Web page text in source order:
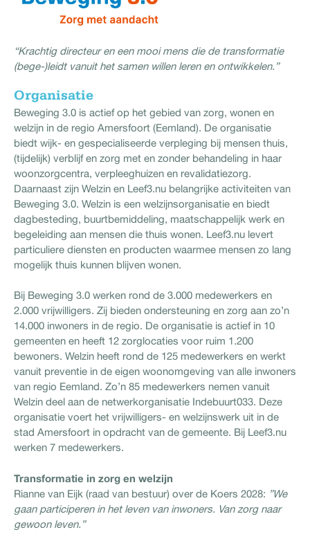
“Krachtig directeur en een mooi mens die de transformatie
(bege-)leidt vanuit het samen willen leren en ontwikkelen.”
Organisatie
Beweging 3.0 is actief op het gebied van zorg, wonen en
welzijn in de regio Amersfoort (Eemland). De organisatie
biedt wijk- en gespecialiseerde verpleging bij mensen thuis,
(tijdelijk) verblijf en zorg met en zonder behandeling in haar
woonzorgcentra, verpleeghuizen en revalidatiezorg.
Daarnaast zijn Welzin en Leef3.nu belangrijke activiteiten van
Beweging 3.0. Welzin is een welzijnsorganisatie en biedt
dagbesteding, buurtbemiddeling, maatschappelijk werk en
begeleiding aan mensen die thuis wonen. Leef3.nu levert
particuliere diensten en producten waarmee mensen zo lang
mogelijk thuis kunnen blijven wonen.
Bij Beweging 3.0 werken rond de 3.000 medewerkers en
2.000 vrijwilligers. Zij bieden ondersteuning en zorg aan zo’n
14.000 inwoners in de regio. De organisatie is actief in 10
gemeenten en heeft 12 zorglocaties voor ruim 1.200
bewoners. Welzin heeft rond de 125 medewerkers en werkt
vanuit preventie in de eigen woonomgeving van alle inwoners
van regio Eemland. Zo’n 85 medewerkers nemen vanuit
Welzin deel aan de netwerkorganisatie Indebuurt033. Deze
organisatie voert het vrijwilligers- en welzijnswerk uit in de
stad Amersfoort in opdracht van de gemeente. Bij Leef3.nu
werken 7 medewerkers.
Transformatie in zorg en welzijn
Rianne van Eijk (raad van bestuur) over de Koers 2028: ”We
gaan participeren in het leven van inwoners. Van zorg naar
gewoon leven.”